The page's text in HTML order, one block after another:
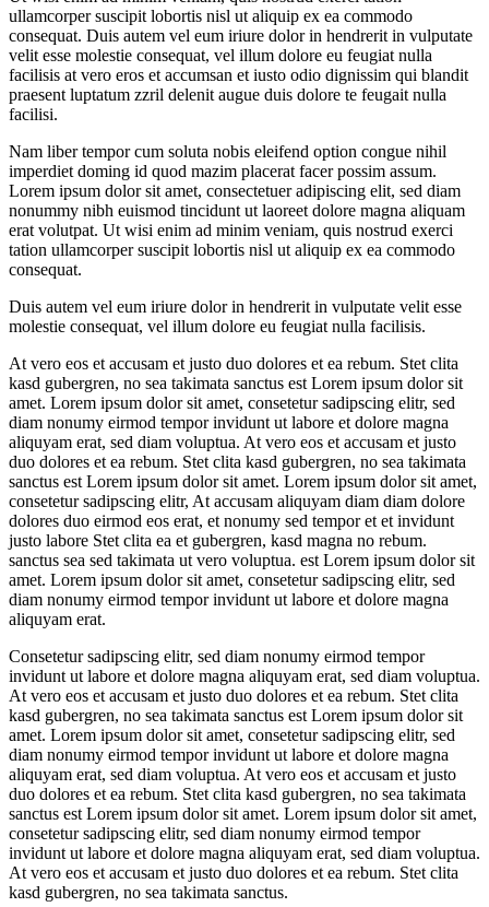
ullamcorper suscipit lobortis nisl ut aliquip ex ea commodo
consequat. Duis autem vel eum iriure dolor in hendrerit in vulputate
velit esse molestie consequat, vel illum dolore eu feugiat nulla
facilisis at vero eros et accumsan et iusto odio dignissim qui blandit
praesent luptatum zzril delenit augue duis dolore te feugait nulla
facilisi.
Nam liber tempor cum soluta nobis eleifend option congue nihil
imperdiet doming id quod mazim placerat facer possim assum.
Lorem ipsum dolor sit amet, consectetuer adipiscing elit, sed diam
nonummy nibh euismod tincidunt ut laoreet dolore magna aliquam
erat volutpat. Ut wisi enim ad minim veniam, quis nostrud exerci
tation ullamcorper suscipit lobortis nisl ut aliquip ex ea commodo
consequat.
Duis autem vel eum iriure dolor in hendrerit in vulputate velit esse
molestie consequat, vel illum dolore eu feugiat nulla facilisis.
At vero eos et accusam et justo duo dolores et ea rebum. Stet clita
kasd gubergren, no sea takimata sanctus est Lorem ipsum dolor sit
amet. Lorem ipsum dolor sit amet, consetetur sadipscing elitr, sed
diam nonumy eirmod tempor invidunt ut labore et dolore magna
aliquyam erat, sed diam voluptua. At vero eos et accusam et justo
duo dolores et ea rebum. Stet clita kasd gubergren, no sea takimata
sanctus est Lorem ipsum dolor sit amet. Lorem ipsum dolor sit amet,
consetetur sadipscing elitr, At accusam aliquyam diam diam dolore
dolores duo eirmod eos erat, et nonumy sed tempor et et invidunt
justo labore Stet clita ea et gubergren, kasd magna no rebum.
sanctus sea sed takimata ut vero voluptua. est Lorem ipsum dolor sit
amet. Lorem ipsum dolor sit amet, consetetur sadipscing elitr, sed
diam nonumy eirmod tempor invidunt ut labore et dolore magna
aliquyam erat.
Consetetur sadipscing elitr, sed diam nonumy eirmod tempor
invidunt ut labore et dolore magna aliquyam erat, sed diam voluptua.
At vero eos et accusam et justo duo dolores et ea rebum. Stet clita
kasd gubergren, no sea takimata sanctus est Lorem ipsum dolor sit
amet. Lorem ipsum dolor sit amet, consetetur sadipscing elitr, sed
diam nonumy eirmod tempor invidunt ut labore et dolore magna
aliquyam erat, sed diam voluptua. At vero eos et accusam et justo
duo dolores et ea rebum. Stet clita kasd gubergren, no sea takimata
sanctus est Lorem ipsum dolor sit amet. Lorem ipsum dolor sit amet,
consetetur sadipscing elitr, sed diam nonumy eirmod tempor
invidunt ut labore et dolore magna aliquyam erat, sed diam voluptua.
At vero eos et accusam et justo duo dolores et ea rebum. Stet clita
kasd gubergren, no sea takimata sanctus.